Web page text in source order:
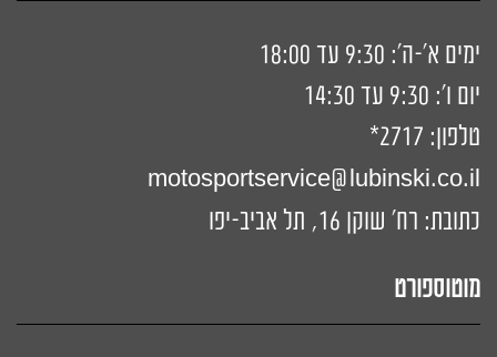
ימים א'-ה': 9:30 עד 18:00
יום ו': 9:30 עד 14:30
טלפון: 2717*
motosportservice@lubinski.co.il
כתובת: רח' שוקן 16, תל אביב-יפו
מוטוספורט